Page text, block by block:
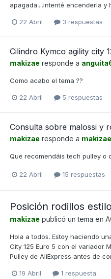
apagada....intenté encenderla y
22 Abril 3 respuestas
Cilindro Kymco agility city
makizae responde a
Como acabo el tema ??
22 Abril 5 respuestas
Consulta sobre malossi y
makizae responde a makizae
Que recomendáis tech pulley o
22 Abril 15 respuestas
Posición rodillos
makizae publicó un tema en
Hola a todos. Estoy haciendo
City 125 Euro 5 con el variador
Pulley de AliExpress antes de
19 Abril 1 respuesta